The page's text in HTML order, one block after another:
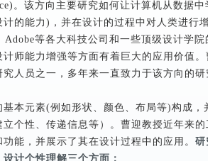
。该方向主要研究如何让计算机从数据中
计的能力)，并在设计的过程中对人类进行
Adobe等各大科技公司和一些顶级设计学院
计师能力增强等方面有着巨大的应用价值。
究人员之一，多年来一直致力于该方向的研
基本元素(例如形状、颜色、布局等)构成，
立个性、传递信息等）。曹迎教授近年来的
能，并展示了其在设计过程中的应用。 研
计个性理解三个方面：